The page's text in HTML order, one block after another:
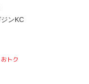
ンKC
トク